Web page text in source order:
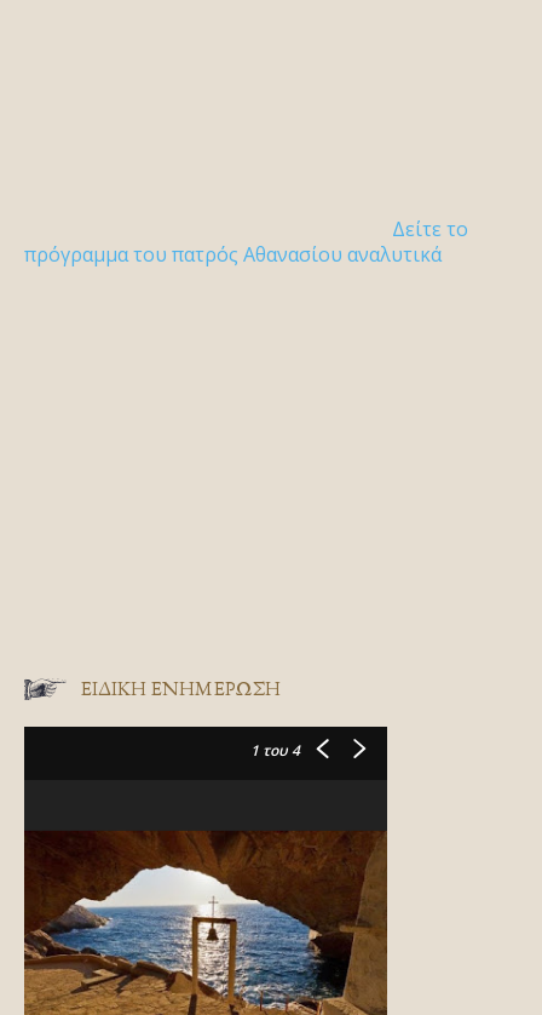
Δείτε το
πρόγραμμα του πατρός Αθανασίου αναλυτικά
ΕΙΔΙΚΉ ΕΝΗΜΈΡΩΣΗ
1 του 4